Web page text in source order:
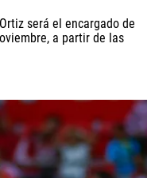
será el encargado de
a partir de las